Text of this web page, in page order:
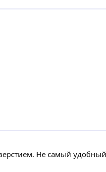
Не самый